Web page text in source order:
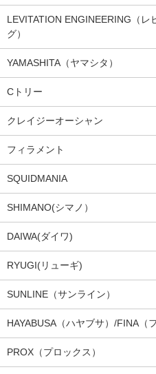
LEVITATION ENGINEERING（
グ）
YAMASHITA（ヤマシタ）
Cトリー
クレイジーオーシャン
フィラメント
SQUIDMANIA
SHIMANO(シマノ）
DAIWA(ダイワ)
RYUGI(リューギ)
SUNLINE（サンライン）
HAYABUSA（ハヤブサ）/FINA（
PROX（プロックス）